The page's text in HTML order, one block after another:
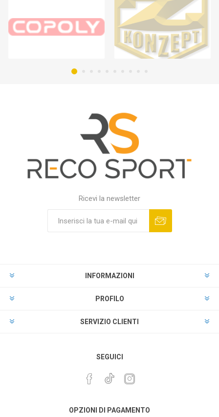
Ricevi la newsletter
INFORMAZIONI
PROFILO
SERVIZIO CLIENTI
SEGUICI
OPZIONI DI PAGAMENTO